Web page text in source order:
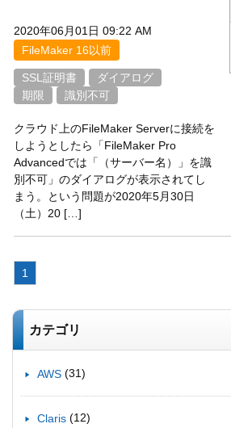
2020年06月01日 09:22 AM
FileMaker 16以前
SSL証明書
ダイアログ
期限
識別不可
クラウド上のFileMaker Serverに接続を
しようとしたら「FileMaker Pro
Advancedでは「（サーバー名）」を識
別不可」のダイアログが表示されてし
まう。という問題が2020年5月30日
（土）20 […]
1
カテゴリ
AWS (31)
Claris (12)